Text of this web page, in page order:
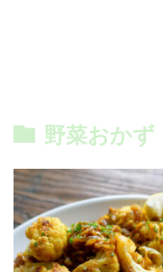
野菜おかず